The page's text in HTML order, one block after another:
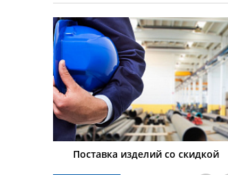
Поставка изделий со скидкой